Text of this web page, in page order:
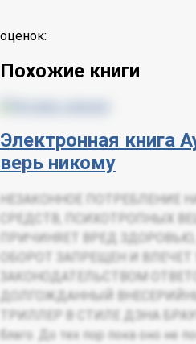
оценок:
Похожие книги
Электронная книга
верь никому
НЕЗАКОННОЕ ПОТРЕБЛЕНИЕ
СРЕДСТВ, ПСИХОТРОПНЫХ
ПРИЧИНЯЕТ ВРЕД
ОБОРОТ ЗАПРЕЩЕН И ВЛЕЧЕТ
ЗАКОНОДАТЕЛЬСТВОМ
ДОЛГОЖДАННЫЙ
ТРИЛЛЕР В СТИЛЕ ДЭНА
благо. До тех пор пока оно не